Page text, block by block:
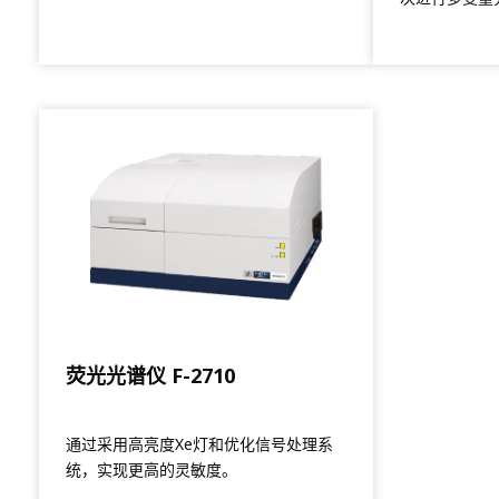
荧光光谱仪 F-2710
通过采用高亮度Xe灯和优化信号处理系
统，实现更高的灵敏度。